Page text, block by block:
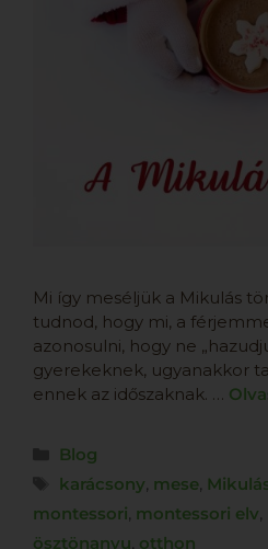
Mi így meséljük a Mikulás
tudnod, hogy mi, a
azonosulni, hogy ne
gyerekeknek, ugyanakkor
ennek az időszaknak. …
Blog
karácsony, mese,
montessori, montessori elv,
ösztönanyu, otthon